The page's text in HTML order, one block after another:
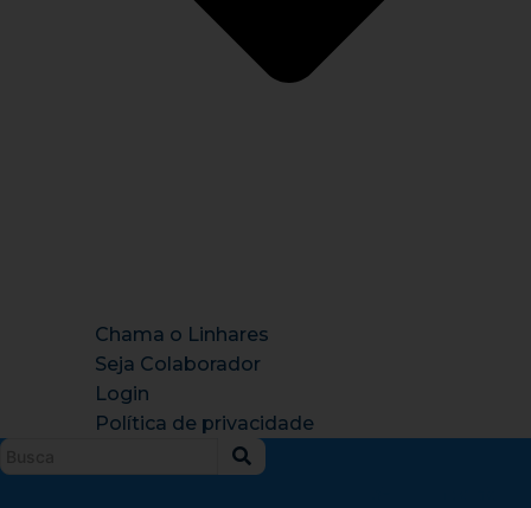
Chama o Linhares
Seja Colaborador
Login
Política de privacidade